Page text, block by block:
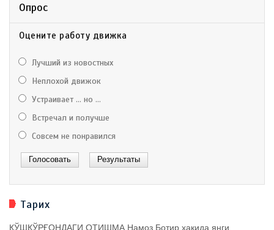
Опрос
Оцените работу движка
Лучший из новостных
Неплохой движок
Устраивает ... но ...
Встречал и получше
Совсем не понравился
Тарих
ҚЎШҚЎРҒОНДАГИ ОТИШМА Намоз Ботир ҳақида янги